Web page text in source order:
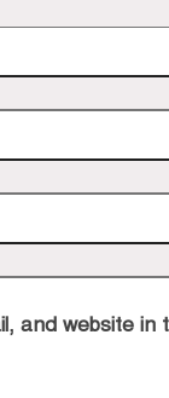
and website